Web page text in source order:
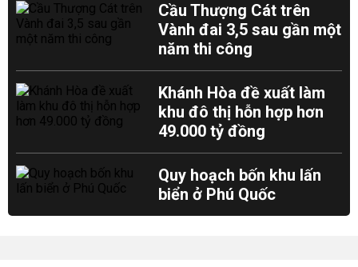
Cầu Thượng Cát trên
Vành đai 3,5 sau gần một
năm thi công
Khánh Hòa đề xuất làm
khu đô thị hỗn hợp hơn
49.000 tỷ đồng
Quy hoạch bốn khu lấn
biển ở Phú Quốc